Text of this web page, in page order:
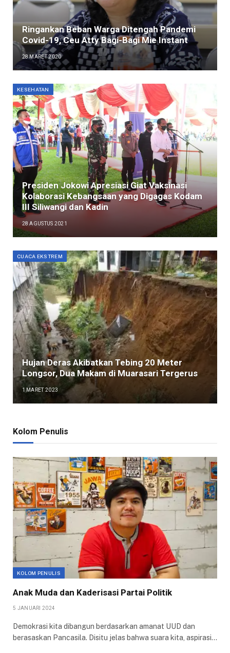
Ringankan Beban Warga Ditengah Pandemi
Covid-19, Ceu Atty Bagi-Bagi Mie Instant
28 MARET 2020
KESEHATAN
Presiden Jokowi Apresiasi Giat Vaksinasi
Kolaborasi Kebangsaan yang Digagas Kodam
III Siliwangi dan Kadin
28 AGUSTUS 2021
CUACA EKSTREM
Hujan Deras Akibatkan Tebing 20 Meter
Longsor, Dua Makam di Muarasari Tergerus
1 MARET 2023
Kolom Penulis
KOLOM PENULIS
Anak Muda dan Kaderisasi Partai Politik
5 JANUARI 2024
Demokrasi kita dibangun berdasarkan amanat UUD dan
berasaskan Pancasila. Disitu jelas bahwa suara kita, aspirasi…